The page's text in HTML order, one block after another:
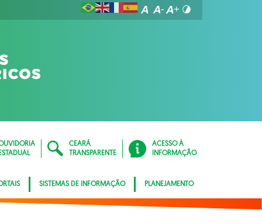
CEARÁ
TRANSPARENTE
ACESSO À
INFORMAÇÃO
SISTEMAS DE INFORMAÇÃO PLANEJAMENTO